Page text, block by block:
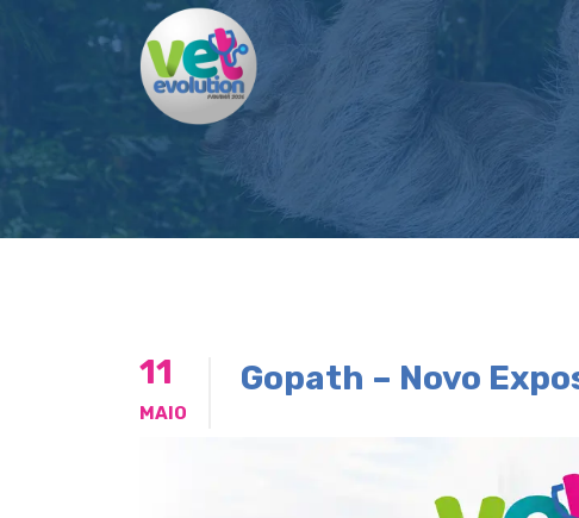
11
MAIO
Gopath – Novo